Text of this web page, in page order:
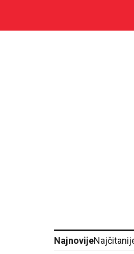
Najnovije